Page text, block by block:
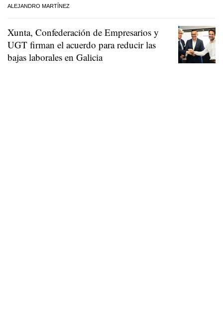
ALEJANDRO MARTÍNEZ
Xunta, Confederación de Empresarios y
UGT firman el acuerdo para reducir las
bajas laborales en Galicia